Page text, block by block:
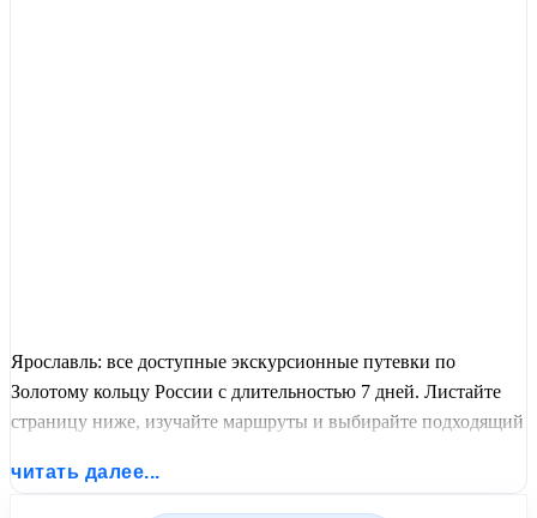
Ярославль: все доступные экскурсионные путевки по
Золотому кольцу России с длительностью 7 дней. Листайте
страницу ниже, изучайте маршруты и выбирайте подходящий
от United Travel Systems.
читать далее...